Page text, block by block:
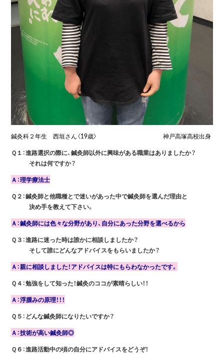
鍼灸科２年生 西垣さん〈19歳〉 神戸高塚高校出身
Ｑ１：進路選択の際に、鍼灸師以外に興味がある職業はありましたか？
それは何ですか？
Ａ：理学療法士
Ｑ２：鍼灸師と他職種とで迷いがあった中で鍼灸師を選んだ理由と
決め手を教えて下さい。
Ａ：鍼灸師には色々な分野があり、自分にあった分野を選べるから
Ｑ３：進路に迷った時は誰かに相談しましたか？
そして誰にどんなアドバイスをもらいましたか？
Ａ：親に相談しました！アドバイスは特にもらわなかったです。
Ｑ４：勉強をして知った！鍼灸のココが素晴らしい！！
Ａ：浮腫みの原理！！！
Ｑ５：どんな鍼灸師になりたいですか？
Ａ：技術が高い鍼灸師◎
Ｑ６：進路活動中の頃の自分にアドバイスをどうぞ！